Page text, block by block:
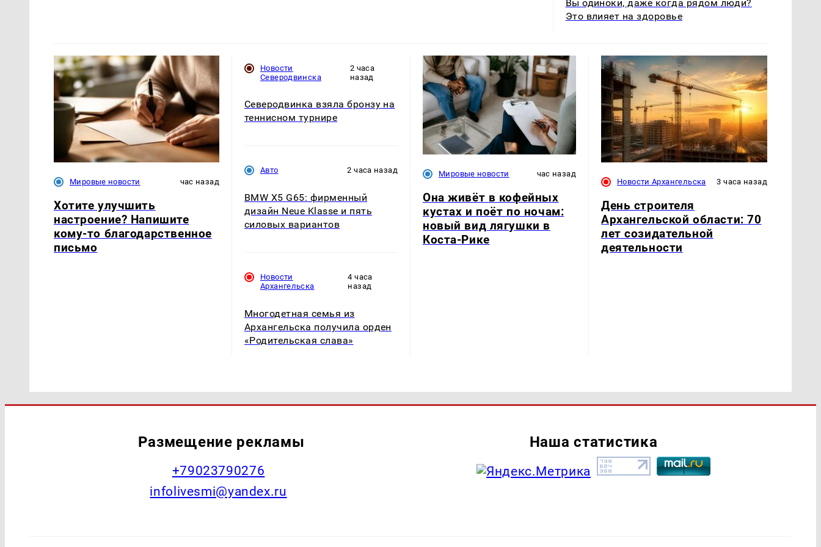
Вы одиноки, даже когда рядом люди?
Это влияет на здоровье
Мировые новости час назад
Хотите улучшить
настроение? Напишите
кому-то благодарственное
письмо
Новости
Северодвинска
2 часа
назад
Северодвинка взяла бронзу на
теннисном турнире
Авто 2 часа назад
BMW X5 G65: фирменный
дизайн Neue Klasse и пять
силовых вариантов
Новости
Архангельска
4 часа
назад
Многодетная семья из
Архангельска получила орден
«Родительская слава»
Мировые новости час назад
Она живёт в кофейных
кустах и поёт по ночам:
новый вид лягушки в
Коста-Рике
Новости Архангельска 3 часа назад
День строителя
Архангельской области: 70
лет созидательной
деятельности
Размещение рекламы
+79023790276
infolivesmi@yandex.ru
Наша статистика